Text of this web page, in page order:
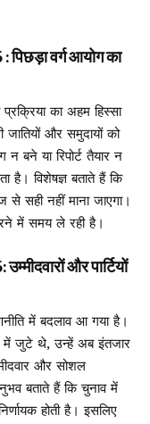
वर्ग आयोग का
का अहम हिस्सा
जातियों और समुदायों को
बने या रिपोर्ट तैयार न
है। विशेषज्ञ बताते हैं कि
सही नहीं माना जाएगा।
में समय ले रही है।
और पार्टियों
में बदलाव आ गया है।
में जुटे थे, उन्हें अब इंतजार
और सोशल
बताते हैं कि चुनाव में
होती है। इसलिए